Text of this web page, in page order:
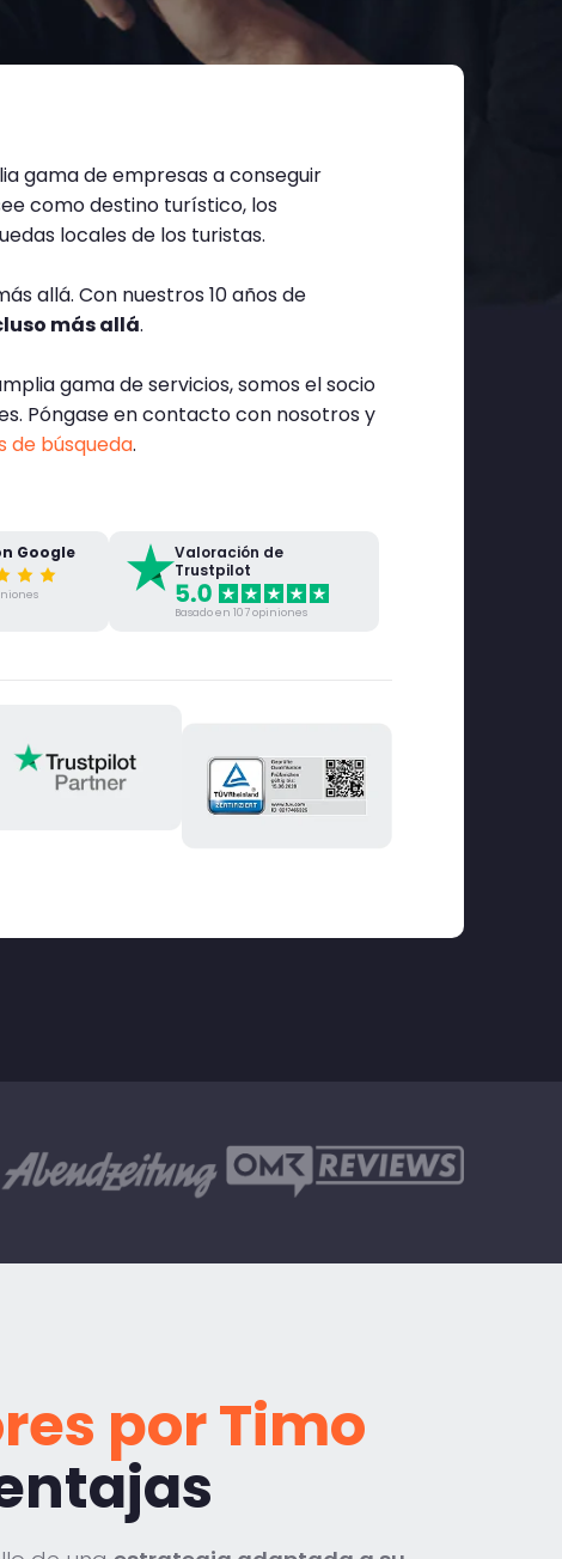
gama de empresas a conseguir
como destino turístico, los
locales de los turistas.
allá. Con nuestros 10 años de
más allá.
gama de servicios, somos el socio
Póngase en contacto con nosotros y
de búsqueda.
Google
Valoración de
Trustpilot
Basado en 107 opiniones
por Timo